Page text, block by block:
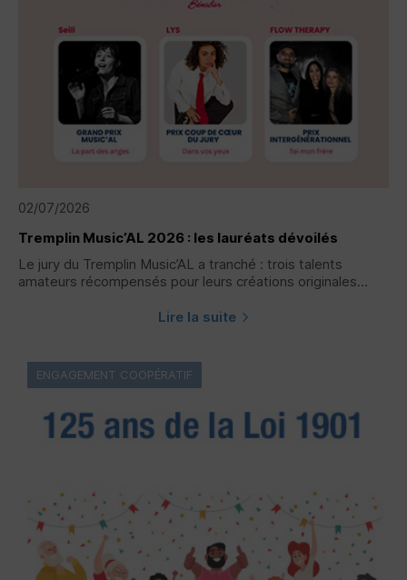
02/07/2026
Tremplin Music’AL 2026 : les lauréats dévoilés
Le jury du Tremplin Music’AL a tranché : trois talents
amateurs récompensés pour leurs créations originales...
Lire la suite
ENGAGEMENT COOPÉRATIF